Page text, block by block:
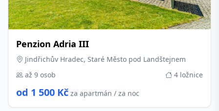
Penzion Adria III
Jindřichův Hradec, Staré Město pod Landštejnem
až 9 osob
4 ložnice
od 1 500 Kč za apartmán / za noc